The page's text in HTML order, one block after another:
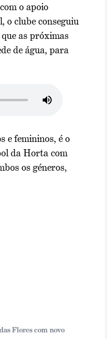
o apoio
o clube conseguiu
as próximas
de água, para
e femininos, é o
da Horta com
os géneros,
Flores com novo